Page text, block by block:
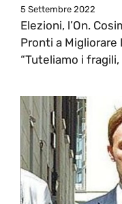
5 Settembre 2022
Elezioni, l’On.
Pronti a
“Tuteliamo i